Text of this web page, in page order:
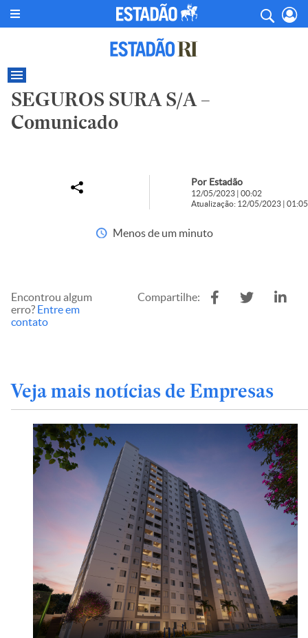
SEGUROS SURA S/A –
Comunicado
Por Estadão
12/05/2023 | 00:02
Atualização: 12/05/2023 | 01:05
Menos de um minuto
Encontrou algum
erro? Entre em
contato
Compartilhe:
Veja mais notícias de Empresas